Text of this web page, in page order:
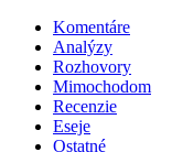
Komentáre
Analýzy
Rozhovory
Mimochodom
Recenzie
Eseje
Ostatné